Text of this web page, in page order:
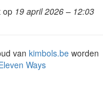
op 19 april 2026 – 12:03
van kimbols.beworden
Ways